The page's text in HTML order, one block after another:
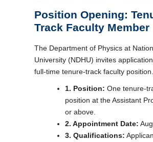
Position Opening:
Track Faculty Member
The Department of Physics at
University (NDHU) invites
full-time tenure-track faculty position.
1. Position: One tenure-
position at the Assistant
or above.
2. Appointment Date:
3. Qualifications: